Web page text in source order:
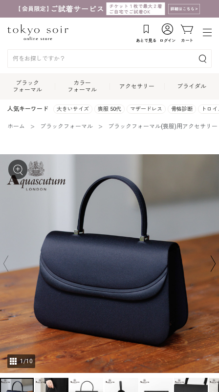
あとで見る ログイン カート
ブラック
フォーマル
カラー
フォーマル
アクセサリー ブライダル
人気キーワード 大きいサイズ 喪服 50代 マザードレス 骨格診断 トロ
ホーム ブラックフォーマル ブラックフォーマル(喪服)用アクセサリー
1/10